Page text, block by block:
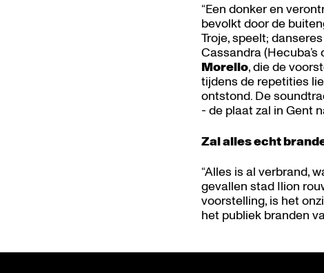
“Een donker en
bevolkt door de
Troje, speelt; danseres
Cassandra
Morello, die de
tijdens de repetities
ontstond. De
- de plaat zal in Gent
Zal alles echt
“Alles is al verbrand,
gevallen stad Ilion
voorstelling, is het
het publiek branden